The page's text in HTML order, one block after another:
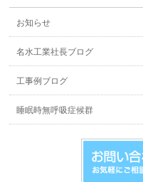
お知らせ
名水工業社長ブログ
工事例ブログ
睡眠時無呼吸症候群